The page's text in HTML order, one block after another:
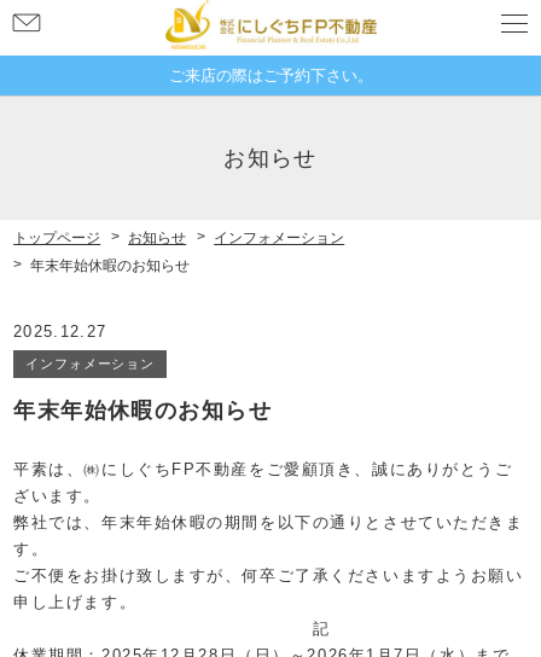
ご来店の際はご予約下さい。
お知らせ
トップページ お知らせ
インフォメーション
年末年始休暇のお知らせ
2025.12.27
インフォメーション
年末年始休暇のお知らせ
平素は、㈱にしぐちFP不動産をご愛顧頂き、誠にありがとうご
ざいます。
弊社では、年末年始休暇の期間を以下の通りとさせていただきま
す。
ご不便をお掛け致しますが、何卒ご了承くださいますようお願い
申し上げます。
記